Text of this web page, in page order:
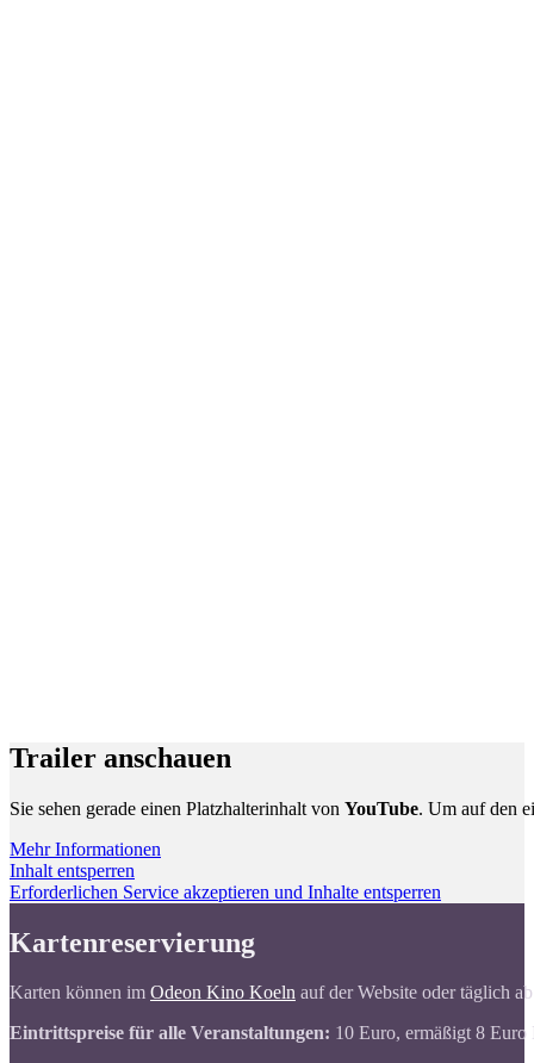
Trailer anschauen
Sie sehen gerade einen Platzhalterinhalt von YouTube. Um auf den
Mehr Informationen
Inhalt entsperren
Erforderlichen Service akzeptieren und Inhalte entsperren
Kartenreservierung
Karten können im Odeon Kino Koeln auf der Website oder täglich
Eintrittspreise für alle Veranstaltungen: 10 Euro, ermäßigt 8